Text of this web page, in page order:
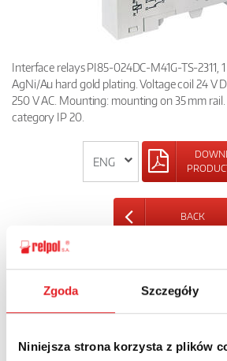
Zgoda Szczegóły
Niniejsza strona korzysta z plików
Interface relays PI85-024DC-M41G-TS-2311,
AgNi/Au hard gold plating. Voltage coil 24 V
250 V AC. Mounting: mounting on 35 mm
category IP 20.
BACK
Ask for the details of
Name: *